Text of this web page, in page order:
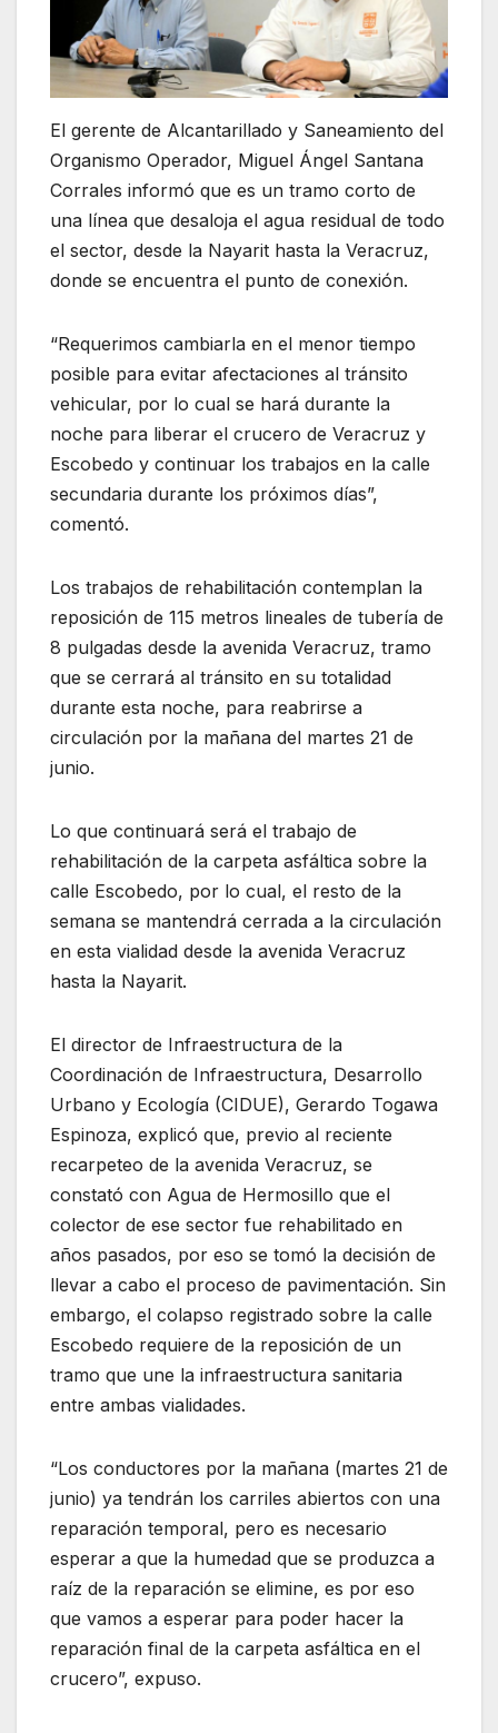
El gerente de Alcantarillado y Saneamiento del
Organismo Operador, Miguel Ángel Santana
Corrales informó que es un tramo corto de
una línea que desaloja el agua residual de todo
el sector, desde la Nayarit hasta la Veracruz,
donde se encuentra el punto de conexión.
“Requerimos cambiarla en el menor tiempo
posible para evitar afectaciones al tránsito
vehicular, por lo cual se hará durante la
noche para liberar el crucero de Veracruz y
Escobedo y continuar los trabajos en la calle
secundaria durante los próximos días”,
comentó.
Los trabajos de rehabilitación contemplan la
reposición de 115 metros lineales de tubería de
8 pulgadas desde la avenida Veracruz, tramo
que se cerrará al tránsito en su totalidad
durante esta noche, para reabrirse a
circulación por la mañana del martes 21 de
junio.
Lo que continuará será el trabajo de
rehabilitación de la carpeta asfáltica sobre la
calle Escobedo, por lo cual, el resto de la
semana se mantendrá cerrada a la circulación
en esta vialidad desde la avenida Veracruz
hasta la Nayarit.
El director de Infraestructura de la
Coordinación de Infraestructura, Desarrollo
Urbano y Ecología (CIDUE), Gerardo Togawa
Espinoza, explicó que, previo al reciente
recarpeteo de la avenida Veracruz, se
constató con Agua de Hermosillo que el
colector de ese sector fue rehabilitado en
años pasados, por eso se tomó la decisión de
llevar a cabo el proceso de pavimentación. Sin
embargo, el colapso registrado sobre la calle
Escobedo requiere de la reposición de un
tramo que une la infraestructura sanitaria
entre ambas vialidades.
“Los conductores por la mañana (martes 21 de
junio) ya tendrán los carriles abiertos con una
reparación temporal, pero es necesario
esperar a que la humedad que se produzca a
raíz de la reparación se elimine, es por eso
que vamos a esperar para poder hacer la
reparación final de la carpeta asfáltica en el
crucero”, expuso.